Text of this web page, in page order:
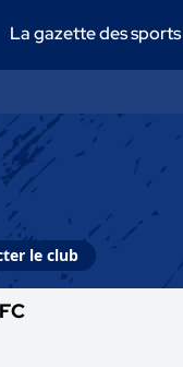
La gazette des sports
le club